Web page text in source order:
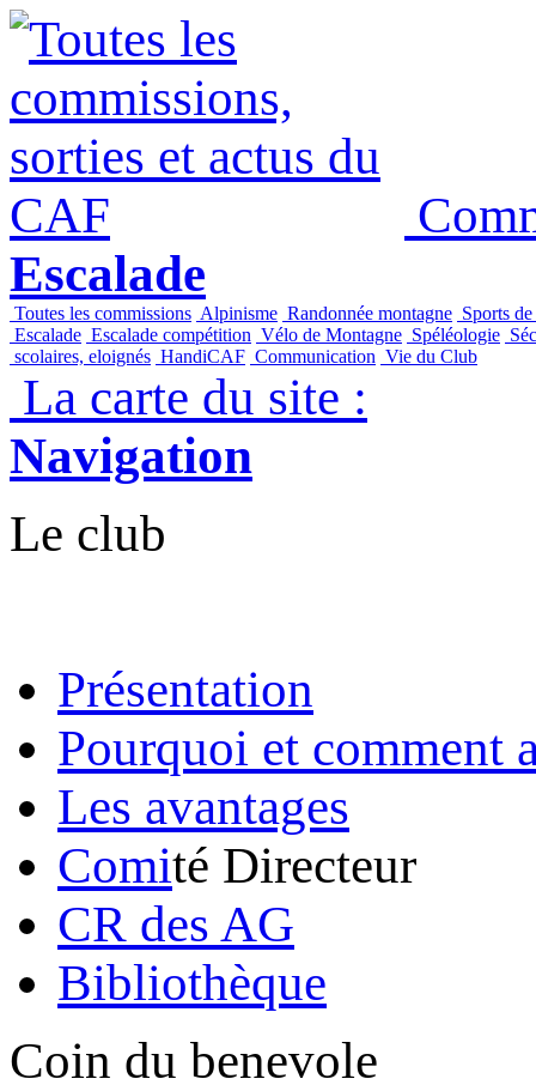
Escalade
Toutes les commissions Alpinisme Randonnée montagne Sports
Escalade Escalade compétition Vélo de Montagne Spéléologie
scolaires, eloignés HandiCAF Communication Vie du Club
La carte du site :
Navigation
Le club
Présentation
Pourquoi et comment
Les avantages
Comité Directeur
CR des AG
Bibliothèque
Coin du benevole